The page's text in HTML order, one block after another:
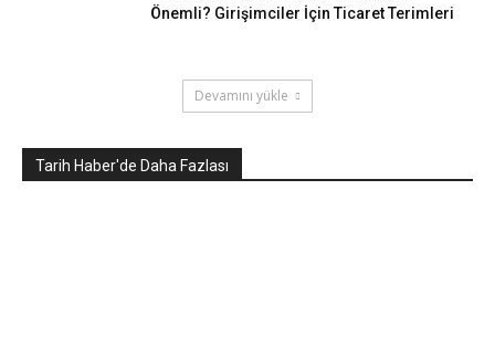
Önemli? Girişimciler İçin Ticaret Terimleri
Devamını yükle
Tarih Haber'de Daha Fazlası